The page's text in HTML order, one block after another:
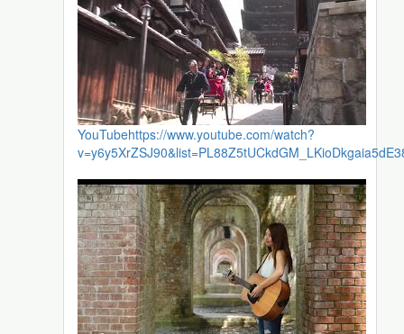
YouTubehttps://www.youtube.com/watch?